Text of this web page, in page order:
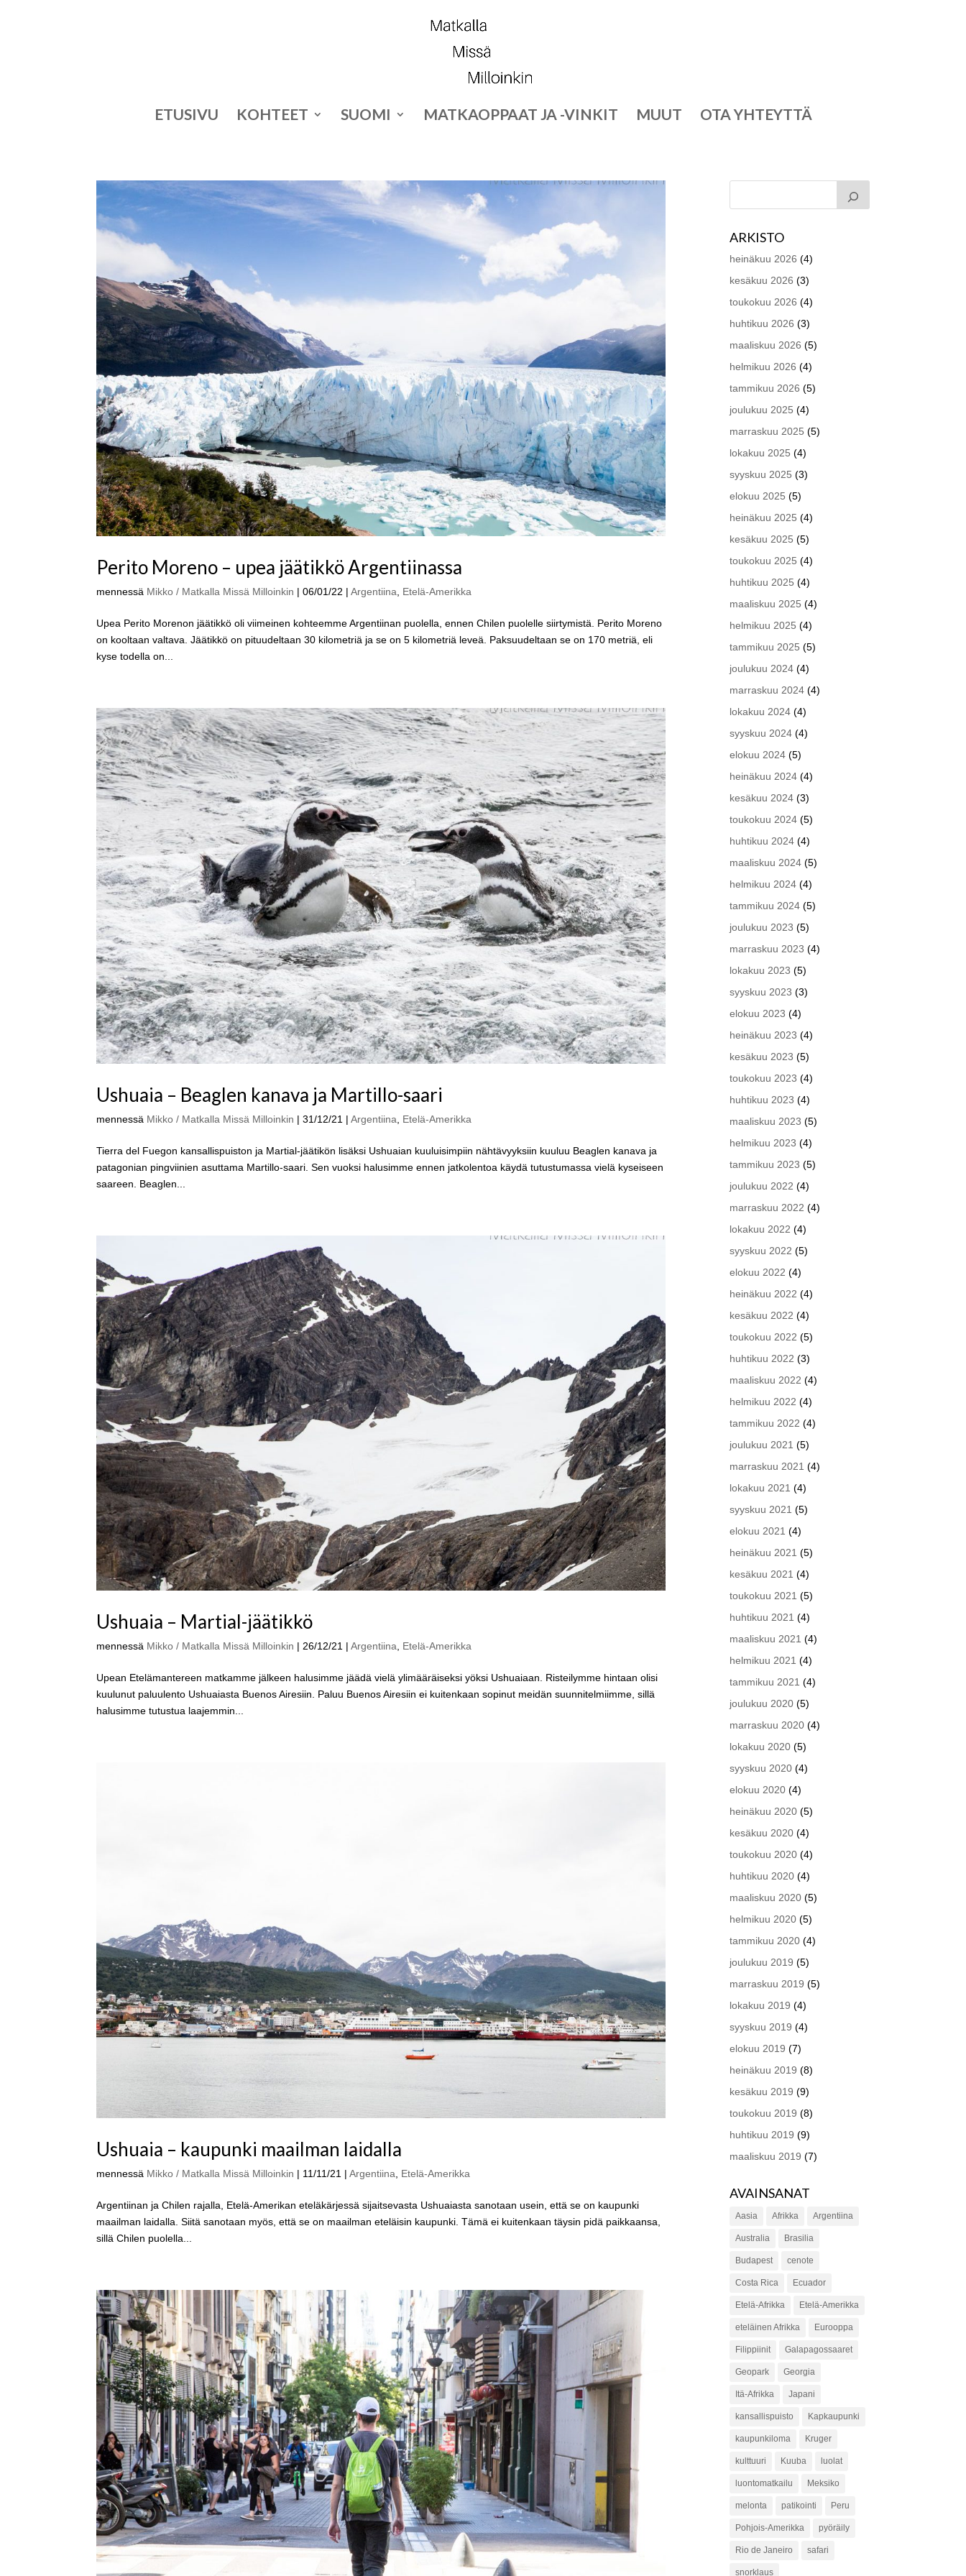
ETUSIVU KOHTEET SUOMI MATKAOPPAAT JA -VINKIT MUUT OTA YHTEYTTÄ
Perito Moreno – upea jäätikkö Argentiinassa
mennessä Mikko / Matkalla Missä Milloinkin |06/01/22 |Argentiina Etelä-Amerikka
Upea Perito Morenon jäätikkö oli viimeinen kohteemme Argentiinan puolella, ennen Chilen puolelle siirtymistä. Perito Moreno
on kooltaan valtava. Jäätikkö on pituudeltaan 30 kilometriä ja se on 5 kilometriä leveä. Paksuudeltaan se on 170 metriä, eli
kyse todella on...
Ushuaia – Beaglen kanava ja Martillo-saari
mennessä Mikko / Matkalla Missä Milloinkin |31/12/21 |Argentiina Etelä-Amerikka
Tierra del Fuegon kansallispuiston ja Martial-jäätikön lisäksi Ushuaian kuuluisimpiin nähtävyyksiin kuuluu Beaglen kanava ja
patagonian pingviinien asuttama Martillo-saari. Sen vuoksi halusimme ennen jatkolentoa käydä tutustumassa vielä kyseiseen
saareen. Beaglen...
Ushuaia – Martial-jäätikkö
mennessä Mikko / Matkalla Missä Milloinkin |26/12/21 |Argentiina, Etelä-Amerikka
Upean Etelämantereen matkamme jälkeen halusimme jäädä vielä ylimääräiseksi yöksi Ushuaiaan. Risteilymme hintaan olisi
kuulunut paluulento Ushuaiasta Buenos Airesiin. Paluu Buenos Airesiin ei kuitenkaan sopinut meidän suunnitelmiimme, sillä
halusimme tutustua laajemmin...
Ushuaia – kaupunki maailman laidalla
mennessä Mikko / Matkalla Missä Milloinkin | 11/11/21 |Argentiina Etelä-Amerikka
Argentiinan ja Chilen rajalla, Etelä-Amerikan eteläkärjessä sijaitsevasta Ushuaiasta sanotaan usein, että se on kaupunki
maailman laidalla. Siitä sanotaan myös, että se on maailman eteläisin kaupunki. Tämä ei kuitenkaan täysin pidä paikkaansa,
sillä Chilen puolella...
ARKISTO
heinäkuu 2026 (4)
kesäkuu 2026 (3)
toukokuu 2026 (4)
huhtikuu 2026 (3)
maaliskuu 2026 (5)
helmikuu 2026 (4)
tammikuu 2026 (5)
joulukuu 2025 (4)
marraskuu 2025 (5)
lokakuu 2025 (4)
syyskuu 2025 (3)
elokuu 2025 (5)
heinäkuu 2025 (4)
kesäkuu 2025 (5)
toukokuu 2025 (4)
huhtikuu 2025 (4)
maaliskuu 2025 (4)
helmikuu 2025 (4)
tammikuu 2025 (5)
joulukuu 2024 (4)
marraskuu 2024 (4)
lokakuu 2024 (4)
syyskuu 2024 (4)
elokuu 2024 (5)
heinäkuu 2024 (4)
kesäkuu 2024 (3)
toukokuu 2024 (5)
huhtikuu 2024 (4)
maaliskuu 2024 (5)
helmikuu 2024 (4)
tammikuu 2024 (5)
joulukuu 2023 (5)
marraskuu 2023 (4)
lokakuu 2023 (5)
syyskuu 2023 (3)
elokuu 2023 (4)
heinäkuu 2023 (4)
kesäkuu 2023 (5)
toukokuu 2023 (4)
huhtikuu 2023 (4)
maaliskuu 2023 (5)
helmikuu 2023 (4)
tammikuu 2023 (5)
joulukuu 2022 (4)
marraskuu 2022 (4)
lokakuu 2022 (4)
syyskuu 2022 (5)
elokuu 2022 (4)
heinäkuu 2022 (4)
kesäkuu 2022 (4)
toukokuu 2022 (5)
huhtikuu 2022 (3)
maaliskuu 2022 (4)
helmikuu 2022 (4)
tammikuu 2022 (4)
joulukuu 2021 (5)
marraskuu 2021 (4)
lokakuu 2021 (4)
syyskuu 2021 (5)
elokuu 2021 (4)
heinäkuu 2021 (5)
kesäkuu 2021 (4)
toukokuu 2021 (5)
huhtikuu 2021 (4)
maaliskuu 2021 (4)
helmikuu 2021 (4)
tammikuu 2021 (4)
joulukuu 2020 (5)
marraskuu 2020 (4)
lokakuu 2020 (5)
syyskuu 2020 (4)
elokuu 2020 (4)
heinäkuu 2020 (5)
kesäkuu 2020 (4)
toukokuu 2020 (4)
huhtikuu 2020 (4)
maaliskuu 2020 (5)
helmikuu 2020 (5)
tammikuu 2020 (4)
joulukuu 2019 (5)
marraskuu 2019 (5)
lokakuu 2019 (4)
syyskuu 2019 (4)
elokuu 2019 (7)
heinäkuu 2019 (8)
kesäkuu 2019 (9)
toukokuu 2019 (8)
huhtikuu 2019 (9)
maaliskuu 2019 (7)
AVAINSANAT
Aasia Afrikka Argentiina
Australia Brasilia
Budapest cenote
Costa Rica Ecuador
Etelä-Afrikka Etelä-Amerikka
eteläinen Afrikka Eurooppa
Filippiinit Galapagossaaret
Geopark Georgia
Itä-Afrikka Japani
kansallispuisto Kapkaupunki
kaupunkiloma Kruger
kulttuuri Kuuba luolat
luontomatkailu Meksiko
melonta patikointi Peru
Pohjois-Amerikka pyöräily
Rio de Janeiro safari
snorklaus